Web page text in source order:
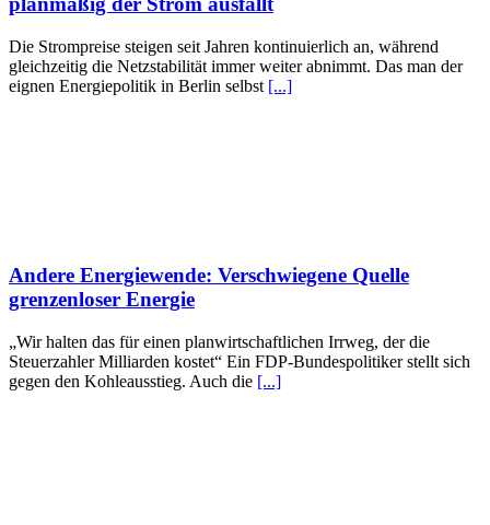
Die Strompreise steigen seit Jahren kontinuierlich an, während
gleichzeitig die Netzstabilität immer weiter abnimmt. Das man der
eignen Energiepolitik in Berlin selbst [...]
Andere Energiewende: Verschwiegene Quelle
grenzenloser Energie
„Wir halten das für einen planwirtschaftlichen Irrweg, der die
Steuerzahler Milliarden kostet“ Ein FDP-Bundespolitiker stellt sich
gegen den Kohleausstieg. Auch die [...]